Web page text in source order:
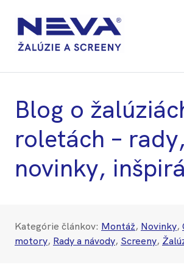
Blog o
roletách –
novinky,
Kategórie článkov: Montáž, Novinky,
motory, Rady a návody, Screeny,